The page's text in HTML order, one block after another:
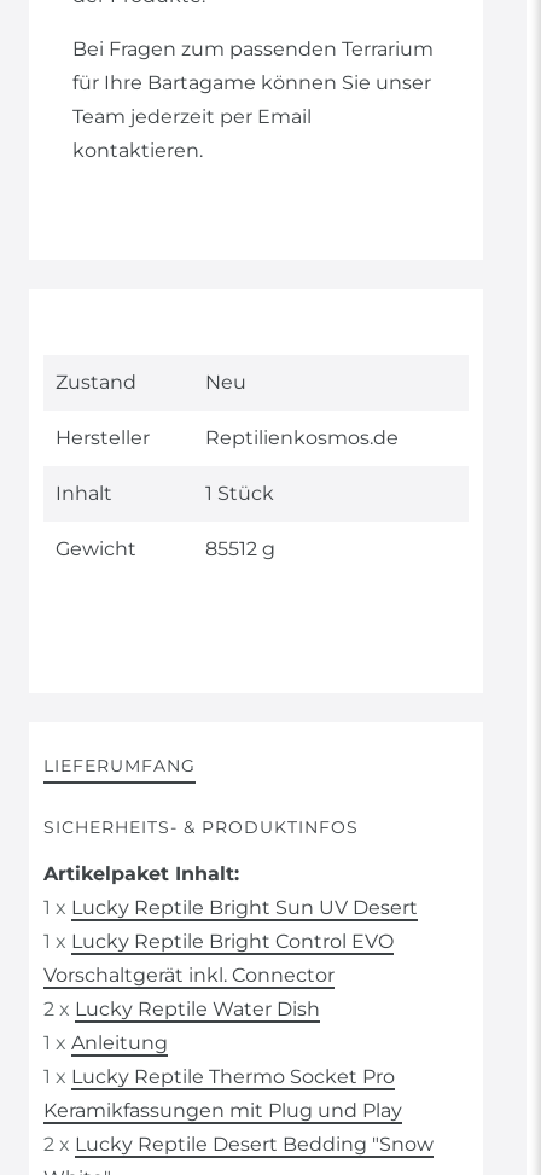
Bei Fragen zum passenden Terrarium
für Ihre Bartagame können Sie unser
Team jederzeit per Email
kontaktieren.
Technisches
Wert
Zustand Neu
Hersteller Reptilienkosmos.de
Inhalt 1 Stück
Gewicht 85512 g
LIEFERUMFANG
SICHERHEITS- & PRODUKTINFOS
Artikelpaket Inhalt:
1 x Lucky Reptile Bright Sun UV Desert
1 x Lucky Reptile Bright Control EVO
Vorschaltgerät inkl. Connector
2 x Lucky Reptile Water Dish
1 x Anleitung
1 x Lucky Reptile Thermo Socket Pro
Keramikfassungen mit Plug und Play
2 x Lucky Reptile Desert Bedding "Snow